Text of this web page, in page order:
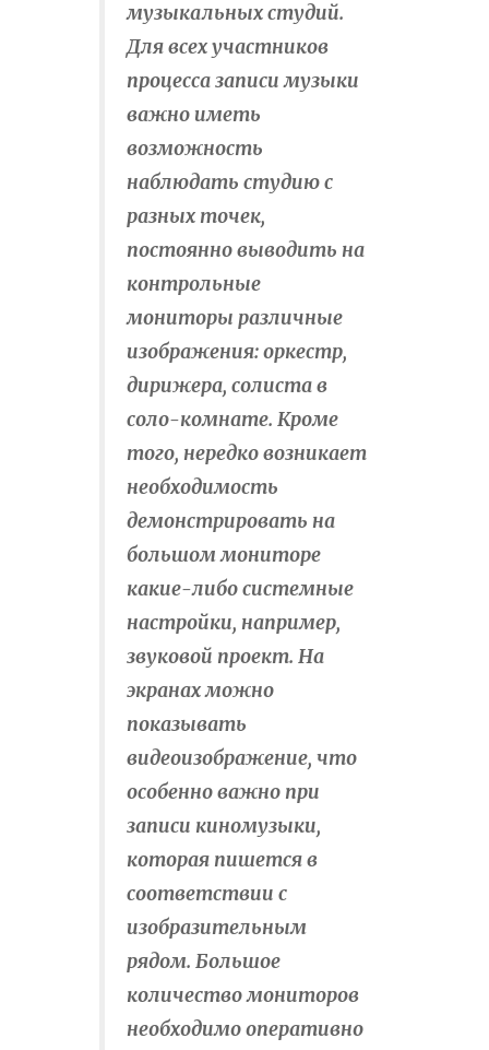
музыкальных студий.
Для всех участников
процесса записи музыки
важно иметь
возможность
наблюдать студию с
разных точек,
постоянно выводить на
контрольные
мониторы различные
изображения: оркестр,
дирижера, солиста в
соло-комнате. Кроме
того, нередко возникает
необходимость
демонстрировать на
большом мониторе
какие-либо системные
настройки, например,
звуковой проект. На
экранах можно
показывать
видеоизображение, что
особенно важно при
записи киномузыки,
которая пишется в
соответствии с
изобразительным
рядом. Большое
количество мониторов
необходимо оперативно